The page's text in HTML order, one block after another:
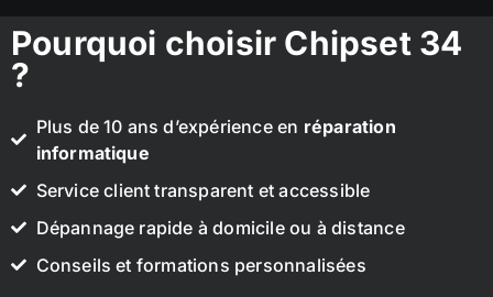
Pourquoi choisir Chipset 34
?
Plus de 10 ans d’expérience en réparation
informatique
Service client transparent et accessible
Dépannage rapide à domicile ou à distance
Conseils et formations personnalisées